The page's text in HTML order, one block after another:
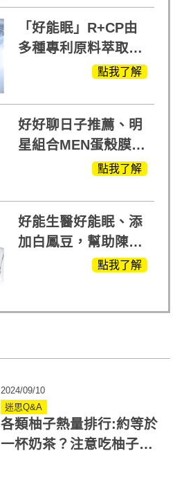
「好能眠」R+CP由
多種專利原料萃取、
白鳳豆、羅布麻、西
晰的關鍵!
點我了解
好好聊日子推薦、明
星組合MEN蛋殼膜
(蛋白聚醣)+UCII，超
點我了解
好能生醫好能眠、添
加白鳳豆，幫助陳亞
蘭入睡的力量點我了解
2024/09/10
迷思Q&A
各類柚子熱量排行:約等於
一杯奶茶？注意吃柚子禁